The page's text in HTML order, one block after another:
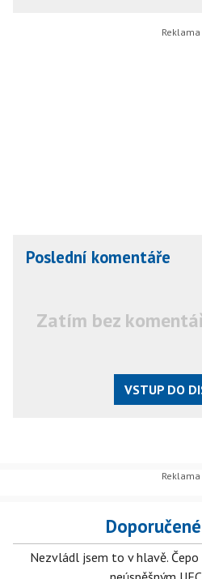
Poslední komentáře
Zatím bez
VSTUP DO
Nezvládl jsem to v hlavě.